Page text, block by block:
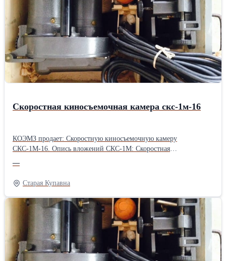
аналитики Создаем удобные и убедительные посадочные
страницы с ориентацией на обращения потенциальных
клиентов.
Скоростная киносъемочная камера скс-1м-16
КОЭМЗ продает: Скоростную киносъемочную камеру
СКС-1М-16. Опись вложений СКС-1М: Скоростная
"РОЗ-3М". Приспособление для наводки. Электрошнур. Коробка
с бобиной. ЗИП. Подробности по телефону или на сайте:
—
Старая Купавна